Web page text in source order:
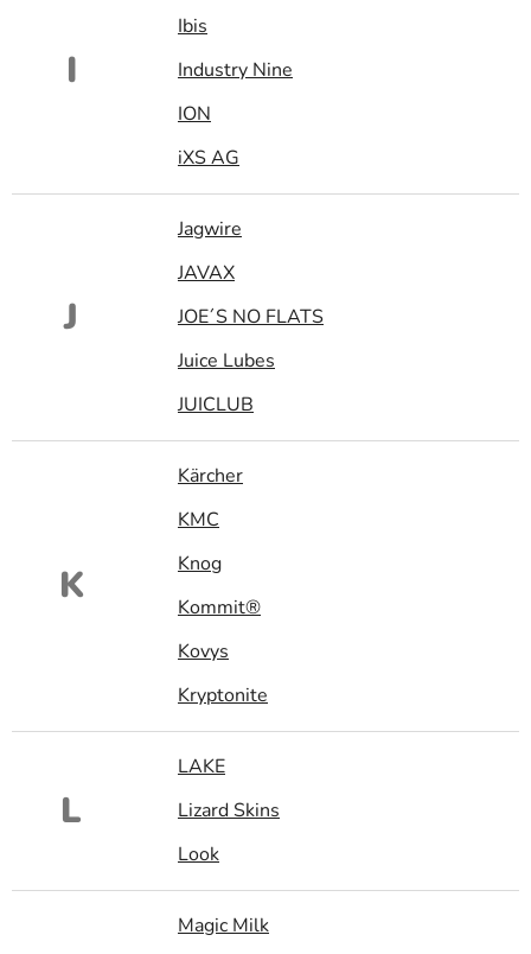
I
Ibis
Industry Nine
ION
iXS AG
J
Jagwire
JAVAX
JOE´S NO FLATS
Juice Lubes
JUICLUB
K
Kärcher
KMC
Knog
Kommit®
Kovys
Kryptonite
L
LAKE
Lizard Skins
Look
Magic Milk